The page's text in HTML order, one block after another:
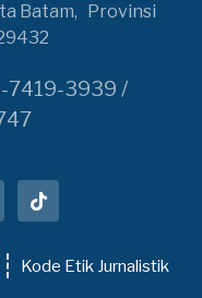
Batam,
Provinsi
7419-3939 /
Kode Etik Jurnalistik